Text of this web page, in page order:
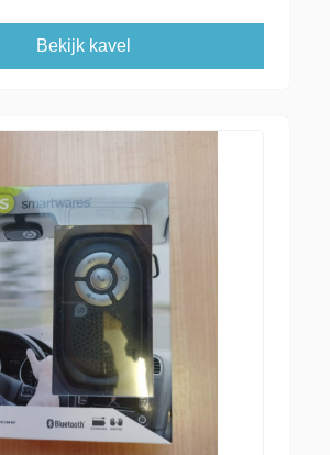
Bekijk kavel